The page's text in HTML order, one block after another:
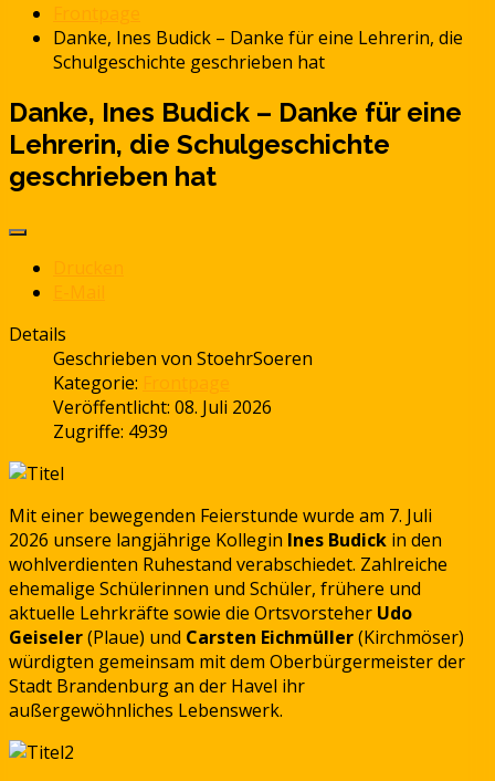
Danke, Ines Budick – Danke für eine Lehrerin, die
Schulgeschichte geschrieben hat
Danke, Ines Budick – Danke für eine
Lehrerin, die Schulgeschichte
geschrieben hat
Details
Geschrieben von StoehrSoeren
Kategorie:
Veröffentlicht: 08. Juli 2026
Zugriffe: 4939
Mit einer bewegenden Feierstunde wurde am 7. Juli
2026 unsere langjährige Kollegin Ines Budick in den
wohlverdienten Ruhestand verabschiedet. Zahlreiche
ehemalige Schülerinnen und Schüler, frühere und
aktuelle Lehrkräfte sowie die Ortsvorsteher Udo
Geiseler(Plaue) und Carsten Eichmüller(Kirchmöser)
würdigten gemeinsam mit dem Oberbürgermeister der
Stadt Brandenburg an der Havel ihr
außergewöhnliches Lebenswerk.